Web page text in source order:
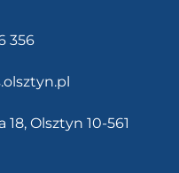
356
18, Olsztyn 10-561